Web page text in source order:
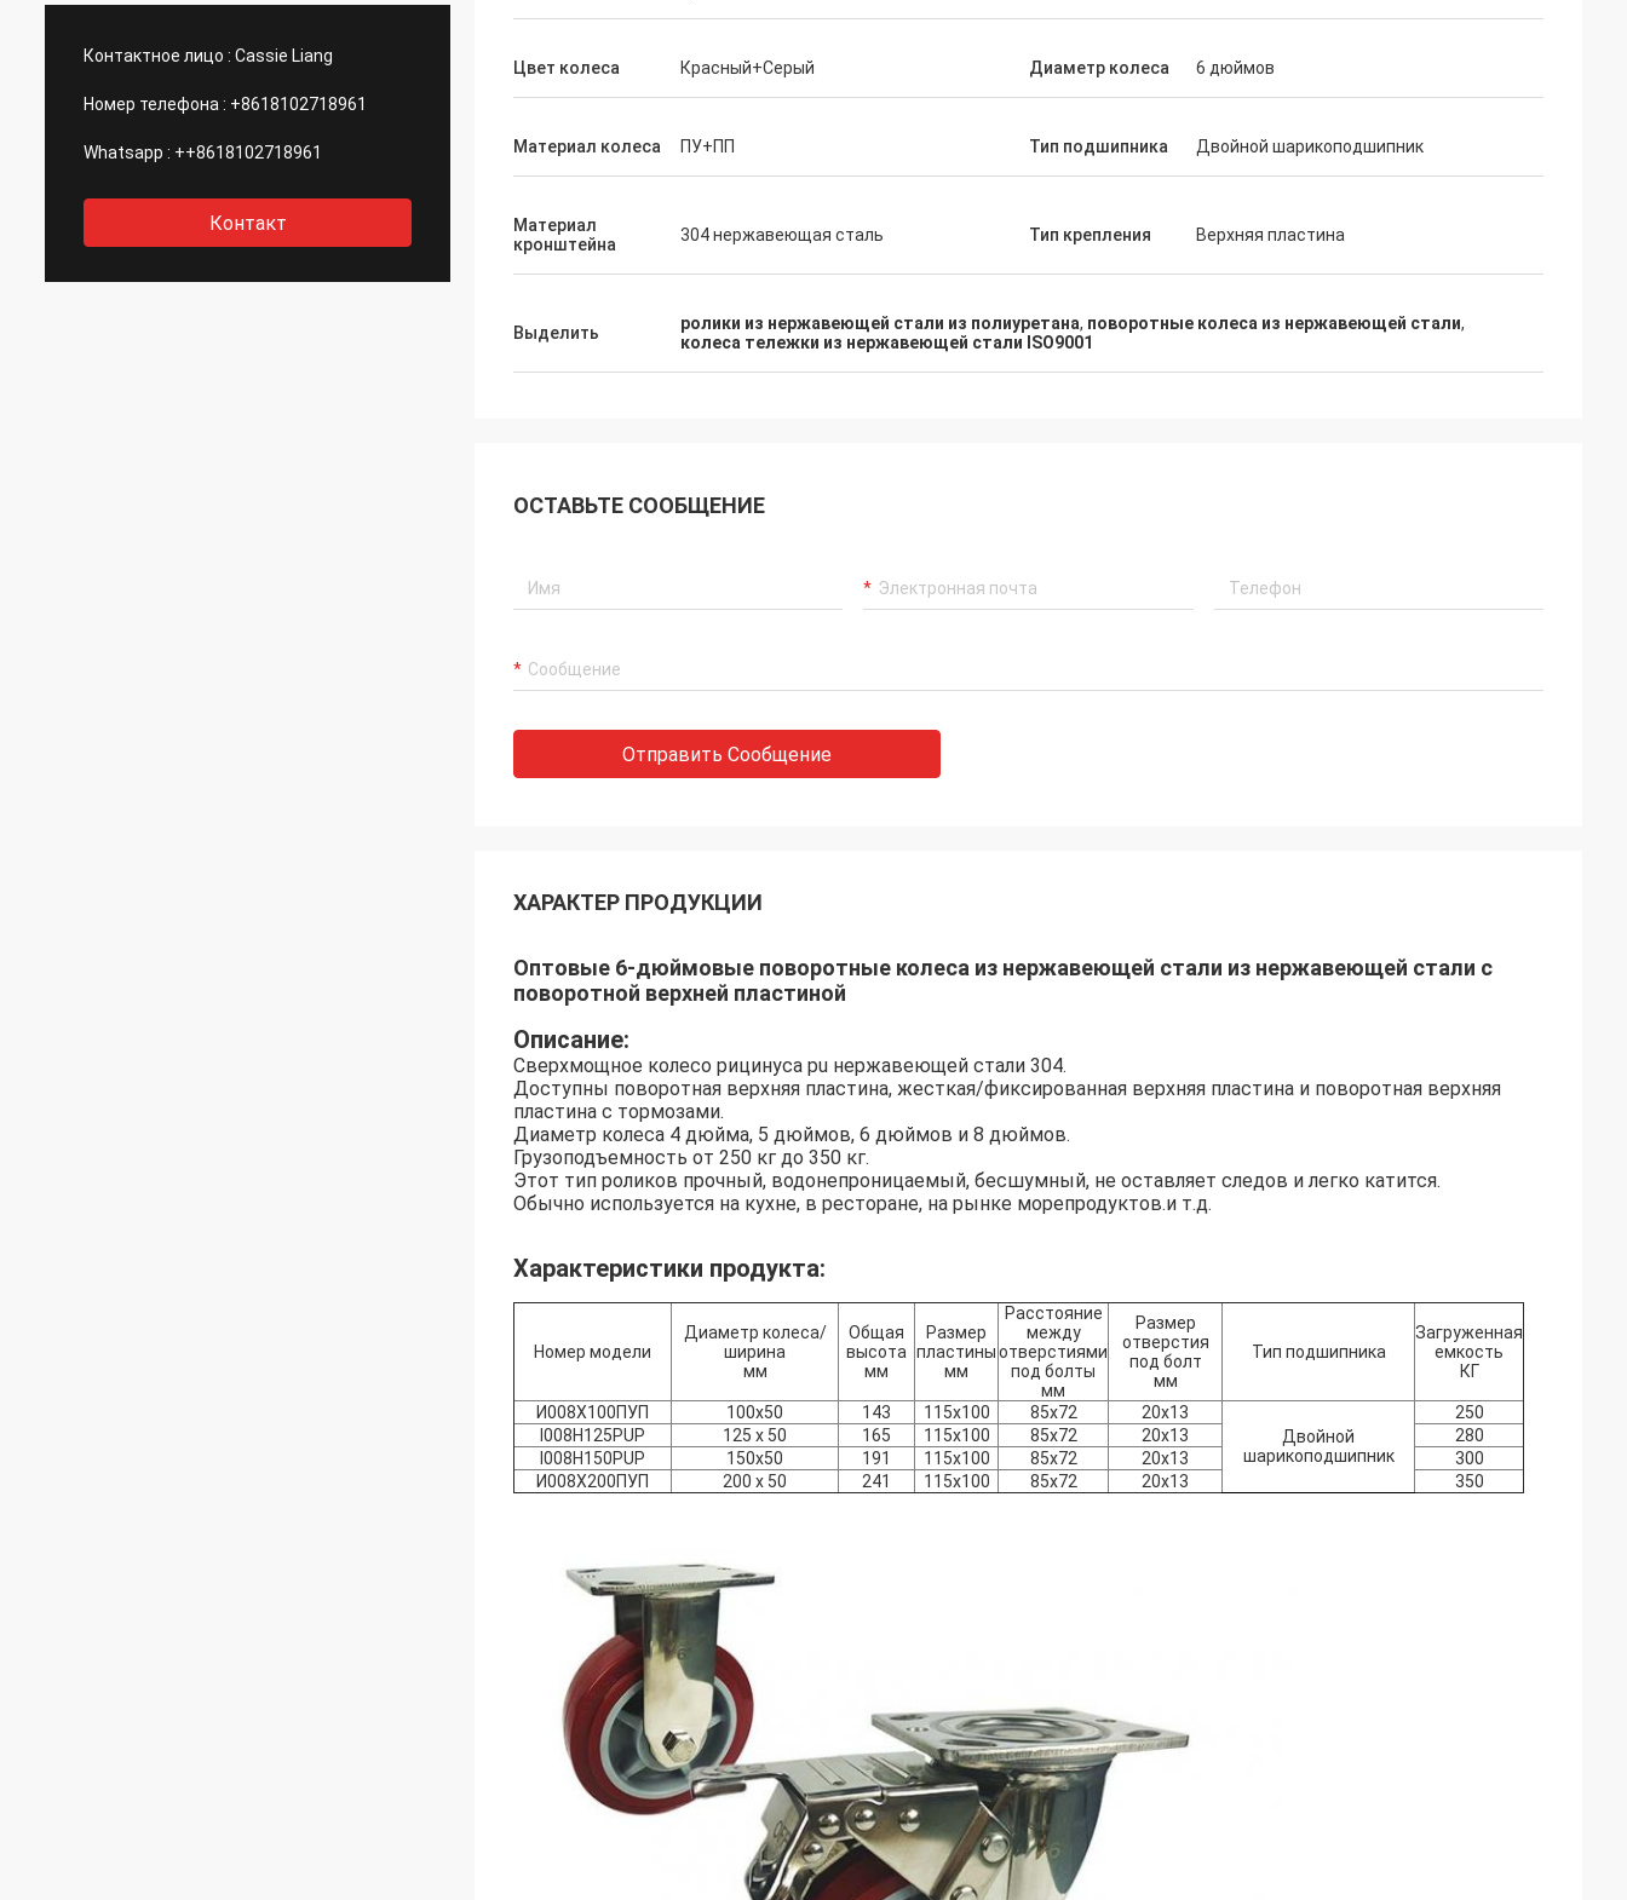
Контактное лицо : Cassie Liang
Номер телефона : +8618102718961
Whatsapp : ++8618102718961
Контакт
Цвет колеса Красный+Серый Диаметр колеса 6 дюймов
Материал колеса ПУ+ПП Тип подшипника Двойной шарикоподшипник
Материал
кронштейна
304 нержавеющая сталь Тип крепления Верхняя пластина
Выделить ролики из нержавеющей стали из полиуретана, поворотные колеса из нержавеющей стали,
колеса тележки из нержавеющей стали ISO9001
ОСТАВЬТЕ СООБЩЕНИЕ
Отправить Сообщение
ХАРАКТЕР ПРОДУКЦИИ
Оптовые 6-дюймовые поворотные колеса из нержавеющей стали из нержавеющей стали с
поворотной верхней пластиной
Описание:
Сверхмощное колесо рицинуса pu нержавеющей стали 304.
Доступны поворотная верхняя пластина, жесткая/фиксированная верхняя пластина и поворотная верхняя
пластина с тормозами.
Диаметр колеса 4 дюйма, 5 дюймов, 6 дюймов и 8 дюймов.
Грузоподъемность от 250 кг до 350 кг.
Этот тип роликов прочный, водонепроницаемый, бесшумный, не оставляет следов и легко катится.
Обычно используется на кухне, в ресторане, на рынке морепродуктов.и т.д.
Характеристики продукта:
Номер модели
Диаметр колеса/
ширина
мм
Общая
высота
мм
Размер
пластины
мм
Расстояние
между
отверстиями
под болты
мм
Размер
отверстия
под болт
мм
Тип подшипника
Загруженная
емкость
КГ
И008Х100ПУП 100x50 143 115x100 85x72
20x13
Двойной
шарикоподшипник
250
I008H125PUP
125 x 50 165 115x100 85x72 20x13
280
I008H150PUP
150x50 191 115x100 85x72 20x13
300
И008Х200ПУП
200 x 50 241 115x100 85x72 20x13 350